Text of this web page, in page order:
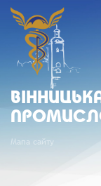
Мапа сайту